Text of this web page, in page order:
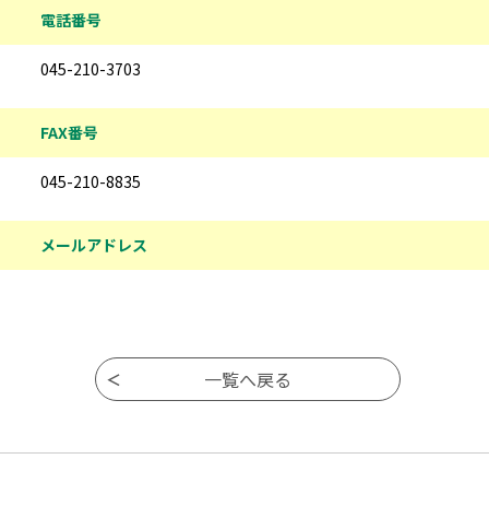
電話番号
045-210-3703
FAX番号
045-210-8835
メールアドレス